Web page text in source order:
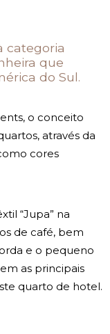
categoria
que
do Sul.
o conceito
através da
cores
“Jupa” na
de café, bem
e o pequeno
as principais
quarto de hotel.